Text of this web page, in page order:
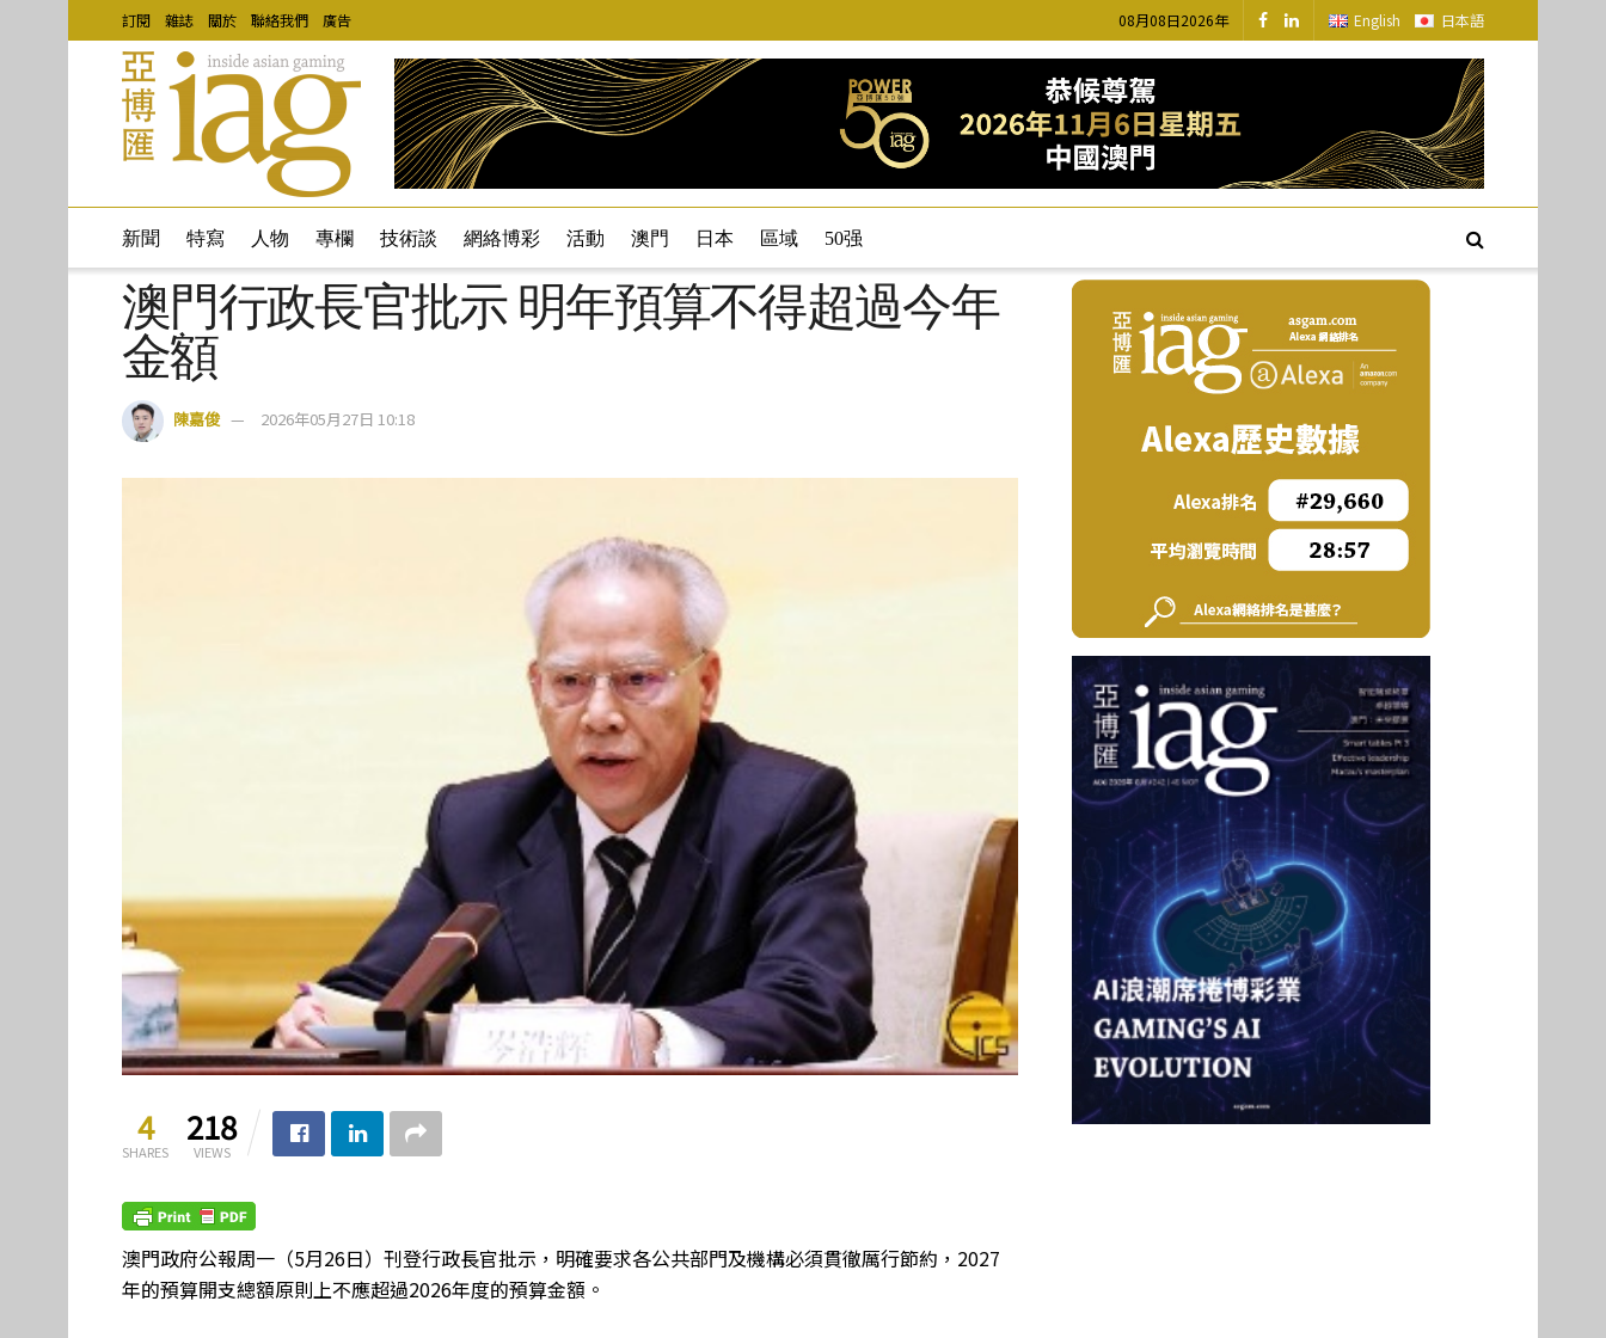
訂閱 雜誌 關於 聯絡我們 廣告 08月08日2026年 English 日本語
新聞 特寫 人物 專欄 技術談 網絡博彩 活動 澳門 日本 區域 50强
澳門行政長官批示 明年預算不得超過今年
金額
陳嘉俊 2026年05月27日 10:18
4
SHARES
218
VIEWS
澳門政府公報周一（5月26日） 刊登行政長官批示，明確要求各公共部門及機構必須貫徹厲行節約 ， 2027
年的預算開支總額原則上不應超過2026年度的預算金額。